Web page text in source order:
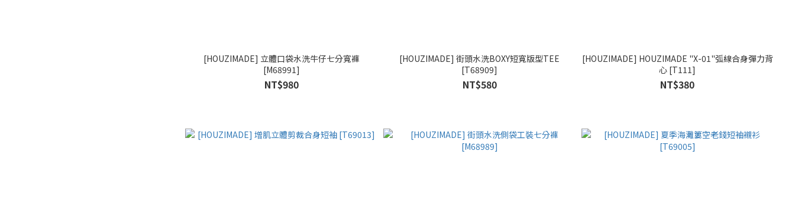
[HOUZIMADE] 立體口袋水洗牛仔七分寬褲
[M68991]
NT$980
[HOUZIMADE] 街頭水洗BOXY短寬版型TEE
[T68909]
NT$580
[HOUZIMADE] HOUZIMADE "X-01"弧線合身彈力背
心 [T111]
NT$380